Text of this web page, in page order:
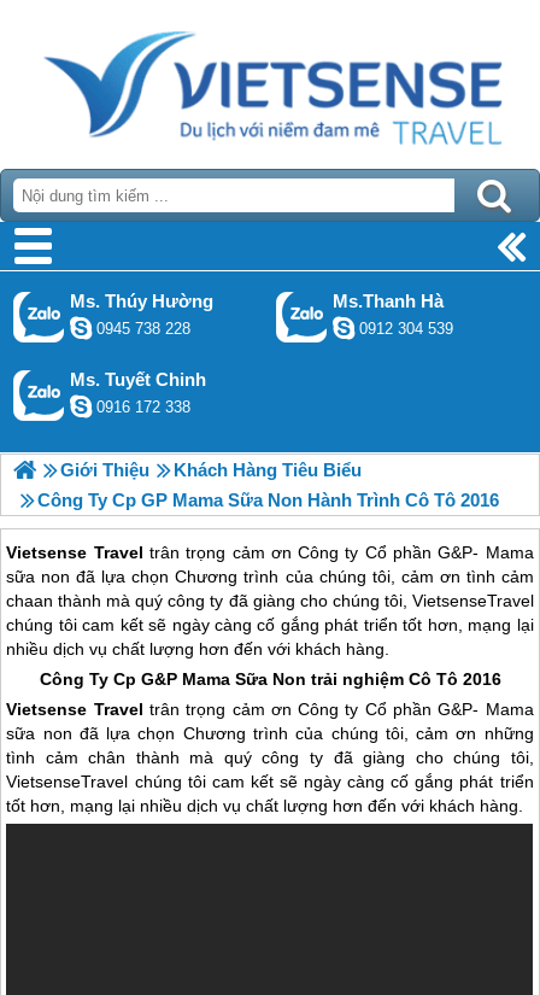
Ms. Thúy Hường
0945 738 228
Ms.Thanh Hà
0912 304 539
Ms. Tuyết Chinh
0916 172 338
Giới Thiệu
Khách Hàng Tiêu Biểu
Công Ty Cp GP Mama Sữa Non Hành Trình Cô Tô 2016
Vietsense Traveltrân trọng cảm ơnCông ty Cổ phần G&P- Mama
sữa non đã lựa chọn Chương trình của chúng tôi, cảm ơn tình cảm
chaan thành mà quý công ty đã giàng cho chúng tôi, VietsenseTravel
chúng tôi cam kết sẽ ngày càng cố gắng phát triển tốt hơn, mạng lại
nhiều dịch vụ chất lượng hơn đến với khách hàng.
Công Ty Cp G&P Mama Sữa Non trải nghiệm Cô Tô 2016
Vietsense Traveltrân trọng cảm ơnCông ty Cổ phần G&P- Mama
sữa non đã lựa chọn Chương trình của chúng tôi, cảm ơn những
tình cảm chân thành mà quý công ty đã giàng cho chúng tôi,
VietsenseTravel chúng tôi cam kết sẽ ngày càng cố gắng phát triển
tốt hơn, mạng lại nhiều dịch vụ chất lượng hơn đến với khách hàng.